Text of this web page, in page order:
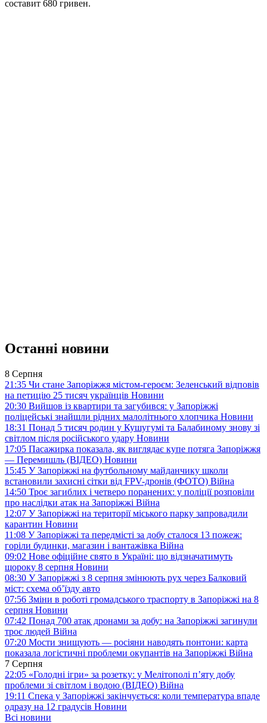
составит 680 гривен.
Останні новини
8 Серпня
21:35 Чи стане Запоріжжя містом-героєм: Зеленський відповів
на петицію 25 тисяч українців Новини
20:30 Вийшов із квартири та загубився: у Запоріжжі
поліцейські знайшли рідних малолітнього хлопчика Новини
18:31 Понад 5 тисяч родин у Кушугумі та Балабиному знову зі
світлом після російського удару Новини
17:05 Пасажирка показала, як виглядає купе потяга Запоріжжя
— Перемишль (ВІДЕО) Новини
15:45 У Запоріжжі на футбольному майданчику школи
встановили захисні сітки від FPV-дронів (ФОТО) Війна
14:50 Троє загиблих і четверо поранених: у поліції розповіли
про наслідки атак на Запоріжжі Війна
12:07 У Запоріжжі на території міського парку запровадили
карантин Новини
11:08 У Запоріжжі та передмісті за добу сталося 13 пожеж:
горіли будинки, магазин і вантажівка Війна
09:02 Нове офіційне свято в Україні: що відзначатимуть
щороку 8 серпня Новини
08:30 У Запоріжжі з 8 серпня змінюють рух через Балковий
міст: схема об’їзду авто
07:56 Зміни в роботі громадського траспорту в Запоріжжі на 8
серпня Новини
07:42 Понад 700 атак дронами за добу: на Запоріжжі загинули
троє людей Війна
07:20 Мости знищують — росіяни наводять понтони: карта
показала логістичні проблеми окупантів на Запоріжжі Війна
7 Серпня
22:05 «Голодні ігри» за розетку: у Мелітополі п’яту добу
проблеми зі світлом і водою (ВІДЕО) Війна
19:11 Спека у Запоріжжі закінчується: коли температура впаде
одразу на 12 градусів Новини
Всі новини